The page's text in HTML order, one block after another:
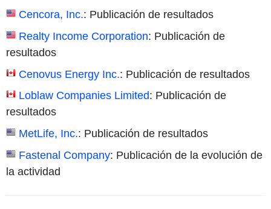
Cencora, Inc.: Publicación de resultados
Realty Income Corporation: Publicación de
resultados
Cenovus Energy Inc.: Publicación de resultados
Loblaw Companies Limited: Publicación de
resultados
MetLife, Inc.: Publicación de resultados
Fastenal Company: Publicación de la evolución de
la actividad